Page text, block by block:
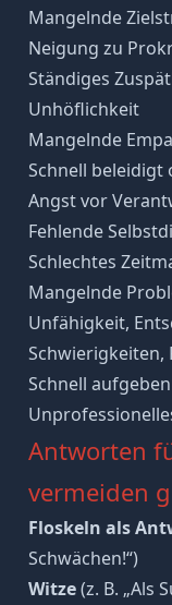
Mangelnde
Neigung zu
Ständiges
Unhöflichkeit
Mangelnde
Schnell beleidigt
Angst vor
Fehlende
Schlechtes
Mangelnde
Unfähigkeit,
Schwierigkeiten,
Schnell
Antworten
vermeiden
Floskeln als
Schwächen!“)
Witze(z. B. „Als